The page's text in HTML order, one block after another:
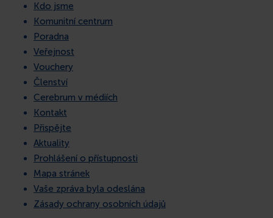
KONTAKT
Kdo jsme
Komunitní centrum
Poradna
Veřejnost
Vouchery
Členství
Cerebrum v médiích
Kontakt
Přispějte
Aktuality
Prohlášení o přístupnosti
Mapa stránek
Vaše zpráva byla odeslána
Zásady ochrany osobních údajů